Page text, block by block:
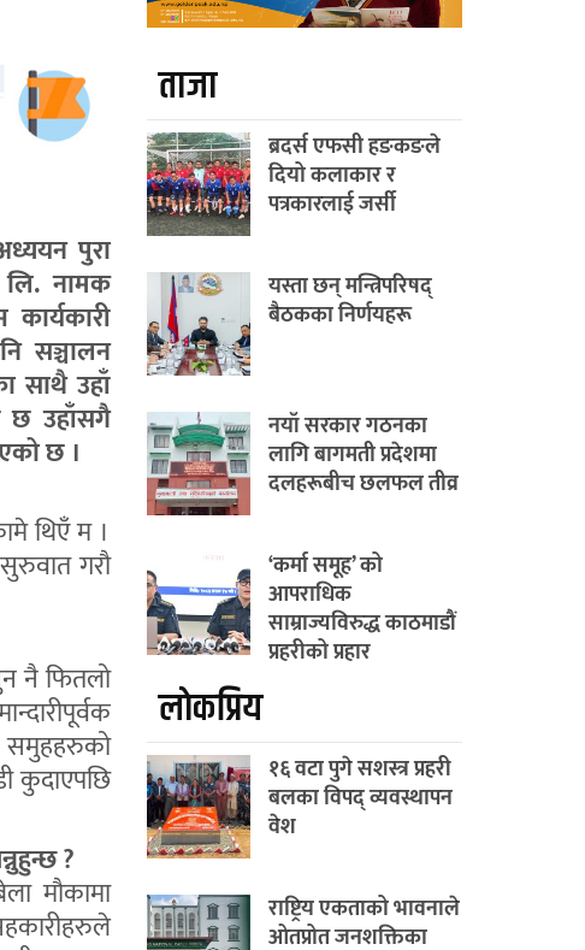
पुरा
नामक
सञ्चालन
साथै उहाँ
छ उहाँसगै
छ ।
थिएँ म ।
गरौ
नै फितलो
समुहहरुको
कुदाएपछि
?
मौकामा
ताजा
ब्रदर्स एफसी हङकङले
दियो कलाकार र
पत्रकारलाई जर्सी
यस्ता छन् मन्त्रिपरिषद्
बैठकका निर्णयहरू
नयाँ सरकार गठनका
लागि बागमती प्रदेशमा
दलहरूबीच छलफल तीव्र
‘कर्मा समूह’ को
आपराधिक
साम्राज्यविरुद्ध काठमाडौं
प्रहरीको प्रहार
लाेकप्रिय
१६ वटा पुगे सशस्त्र प्रहरी
बलका विपद् व्यवस्थापन
वेश
राष्ट्रिय एकताको भावनाले
ओतप्रोत जनशक्तिका